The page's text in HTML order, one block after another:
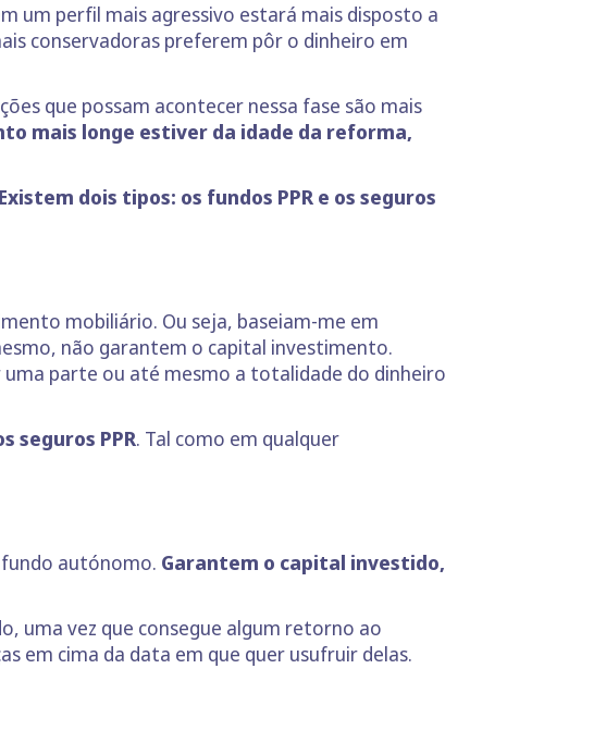
um perfil mais agressivo estará mais disposto a
conservadoras preferem pôr o dinheiro em
que possam acontecer nessa fase são mais
mais longe estiver da idade da reforma,
Existem dois tipos: os fundos PPR e os seguros
mobiliário. Ou seja, baseiam-me em
não garantem o capital investimento.
parte ou até mesmo a totalidade do dinheiro
seguros PPR. Tal como em qualquer
autónomo. Garantem o capital investido,
uma vez que consegue algum retorno ao
em cima da data em que quer usufruir delas.